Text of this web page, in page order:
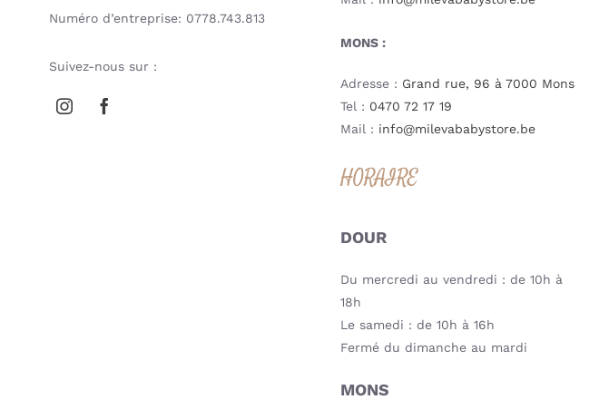
Numéro d’entreprise: 0778.743.813
Suivez-nous sur :
MONS :
Adresse : Grand rue, 96 à 7000 Mons
Tel : 0470 72 17 19
Mail : info@milevababystore.be
HORAIRE
DOUR
Du mercredi au vendredi : de 10h à
18h
Le samedi : de 10h à 16h
Fermé du dimanche au mardi
MONS